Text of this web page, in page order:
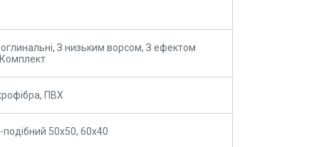
З низьким ворсом, З ефектом
ПВХ
подібний 50х50, 60х40